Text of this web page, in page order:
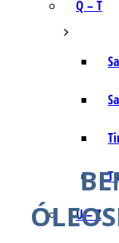
Q – T
U – Z